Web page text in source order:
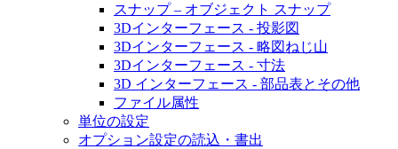
スナップ – オブジェクト スナップ
3Dインターフェース - 投影図
3Dインターフェース - 略図ねじ山
3Dインターフェース - 寸法
3D インターフェース - 部品表とその他
ファイル属性
単位の設定
オプション設定の読込・書出